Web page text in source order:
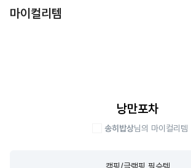
마이컬리템
낭만포차
송히밥상님의 마이컬리템